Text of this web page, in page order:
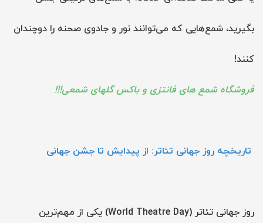
بگیرید، شمع‌هایی که می‌توانند نور و جادوی صحنه را دوچندان
کنند!
فروشگاه شمع های فانتزی و باکس گلهای شمعی!!!
تاریخچه روز جهانی تئاتر: از پیدایش تا جشن جهانی
روز جهانی تئاتر (World Theatre Day) یکی از مهم‌ترین